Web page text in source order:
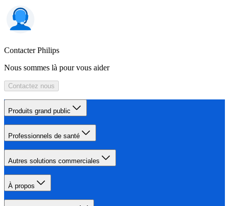
Contacter Philips
Nous sommes là pour vous aider
Contactez nous
Produits grand public
Professionnels de santé
Autres solutions commerciales
À propos